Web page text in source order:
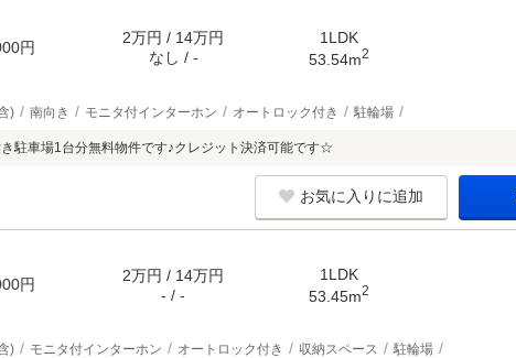
円
2万円 / 14万円
なし / -
1LDK
53.54m2
) 南向き モニタ付インターホン オートロック付き 駐輪場
駐車場1台分無料物件です♪クレジット決済可能です☆
お気に入りに追加
円
2万円 / 14万円
- / -
1LDK
53.45m2
) モニタ付インターホン オートロック付き 収納スペース 駐輪場